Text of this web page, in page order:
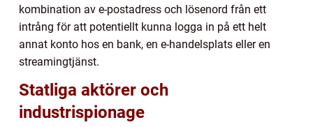
kombination av e-postadress och lösenord från ett
intrång för att potentiellt kunna logga in på ett helt
annat konto hos en bank, en e-handelsplats eller en
streamingtjänst.
Statliga aktörer och
industrispionage